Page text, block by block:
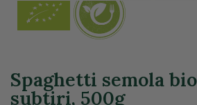
Spaghetti semola
subtiri, 500g